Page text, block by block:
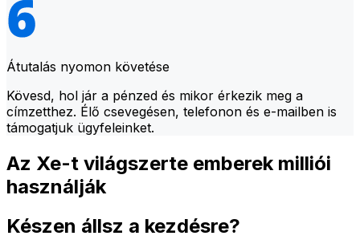
Átutalás nyomon követése
Kövesd, hol jár a pénzed és mikor érkezik meg a
címzetthez. Élő csevegésen, telefonon és e-mailben is
támogatjuk ügyfeleinket.
Az Xe-t világszerte emberek milliói
használják
Készen állsz a kezdésre?